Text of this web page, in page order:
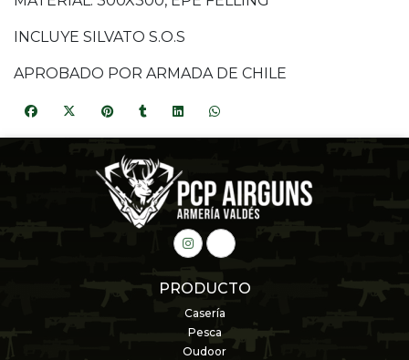
INCLUYE SILVATO S.O.S
APROBADO POR ARMADA DE CHILE
PRODUCTO
Casería
Pesca
Oudoor